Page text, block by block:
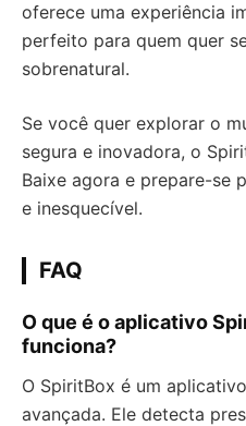
oferece uma experiência
perfeito para quem quer
sobrenatural.
Se você quer explorar o
segura e inovadora, o
Baixe agora e prepare-se
e inesquecível.
FAQ
O que é o aplicativo
funciona?
O SpiritBox é um
avançada. Ele detecta